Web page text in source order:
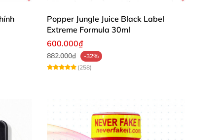
Popper Jungle Juice Black Label
Extreme Formula 30ml
600.000₫
882.000₫
-32%
(258)